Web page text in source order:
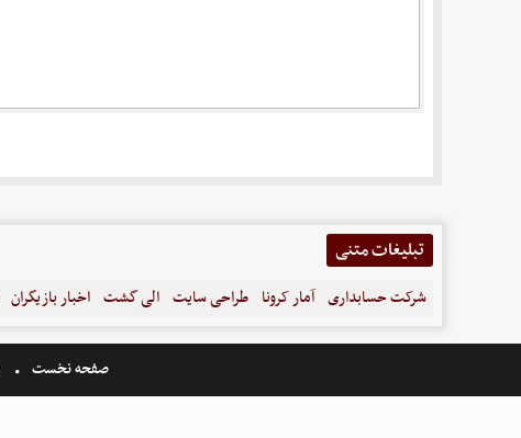
تبلیغات متنی
شرکت حسابداری آمار کرونا طراحی سایت الی گشت اخبار بازیگران
صفحه نخست